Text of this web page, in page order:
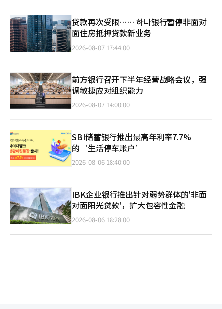
贷款再次受限…… 하나银行暂停非面对
面住房抵押贷款新业务
2026-08-07 17:44:00
前方银行召开下半年经营战略会议，强
调敏捷应对组织能力
2026-08-07 14:00:00
SBI储蓄银行推出最高年利率7.7%
的‘生活停车账户’
2026-08-06 18:40:00
IBK企业银行推出针对弱势群体的'非面
对面阳光贷款'，扩大包容性金融
2026-08-06 18:28:00